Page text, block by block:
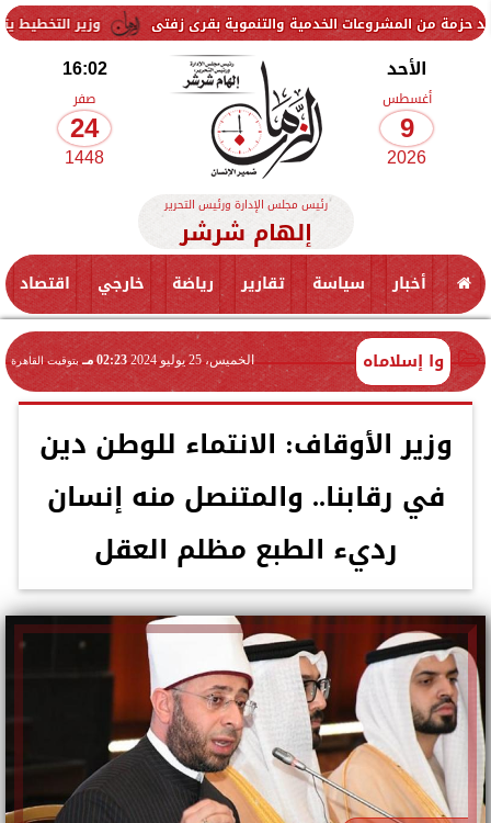
وزير التخطيط يتابع استعدادات الخدمية والتنموية بقرى زفتى
الأحد
أغسطس
9
2026
16:02
صفر
24
1448
رئيس مجلس الإدارة ورئيس التحرير
إلهام شرشر
أخبار سياسة تقارير رياضة خارجي اقتصاد
وا إسلاماه الخميس، 25 يوليو 2024 02:23 مـ بتوقيت القاهرة
وزير الأوقاف: الانتماء للوطن دين
في رقابنا.. والمتنصل منه إنسان
رديء الطبع مظلم العقل